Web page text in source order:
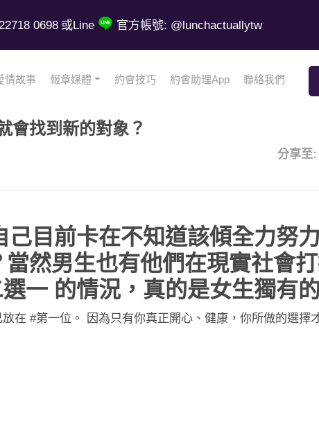
0698 或Line 官方帳號: @lunchactuallytw
情故事 報章媒體 約會技巧 約會助理App 聯絡我們
會找到新的對象？
分享至:
目前卡在不知道該傾全力努
然男生也有他們在現實社會
一 的情況，真的是女生獨有
在 #第一位。 因為只有你真正開心、健康，你所做的選擇